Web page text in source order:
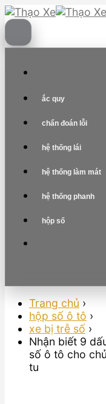
Skip
to
content
ắc quy
chẩn đoán lỗi
hệ thống lái
hệ thống làm mát
hệ thống phanh
hộp số
Trang chủ ›
hộp số ô tô ›
xe bị trễ số ›
Nhận biết 9
số ô tô cho
tu